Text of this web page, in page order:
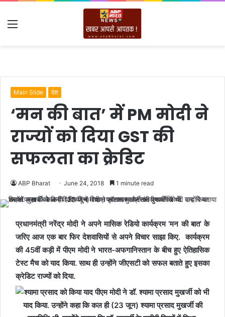
Menu
Main Slide देश
‘मन की बात’ में PM मोदी ने
राज्यों को दिया GST की
सफलता का क्रेडिट
ABP Bharat June 24, 2018 1 minute read
प्रधानमंत्री नरेंद्र मोदी ने अपने मासिक रेडियो कार्यक्रम ‘मन की बात’ के
जरिए आज एक बार फिर देशवासियों से अपने विचार साझा किए. कार्यक्रम
की 45वीं कड़ी में पीएम मोदी ने भारत-अफगानिस्तान के बीच हुए ऐतिहासिक
टेस्ट मैच को याद किया. साथ ही उन्होंने जीएसटी को सफल बताते हुए इसका
क्रेडिट राज्यों को दिया.